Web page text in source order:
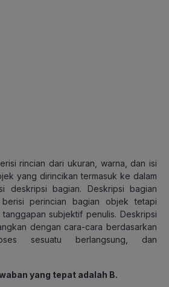
rincian dari ukuran, warna, dan isi
yang dirincikan termasuk ke dalam
deskripsi bagian. Deskripsi bagian
perincian bagian objek tetapi
subjektif penulis. Deskripsi
dengan cara-cara berdasarkan
sesuatu berlangsung, dan
yang tepat adalah B.